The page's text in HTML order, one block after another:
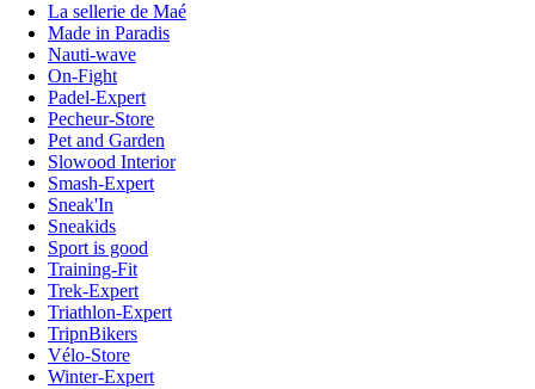
La sellerie de Maé
Made in Paradis
Nauti-wave
On-Fight
Padel-Expert
Pecheur-Store
Pet and Garden
Slowood Interior
Smash-Expert
Sneak'In
Sneakids
Sport is good
Training-Fit
Trek-Expert
Triathlon-Expert
TripnBikers
Vélo-Store
Winter-Expert